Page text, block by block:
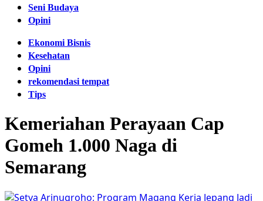
Seni Budaya
Opini
Ekonomi Bisnis
Kesehatan
Opini
rekomendasi tempat
Tips
Kemeriahan Perayaan Cap
Gomeh 1.000 Naga di
Semarang